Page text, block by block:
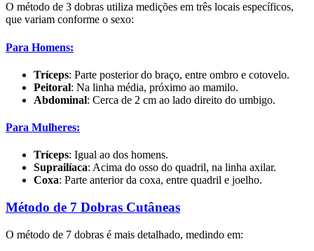
O método de 3 dobras utiliza medições em três locais específicos,
que variam conforme o sexo:
Para Homens:
Tríceps: Parte posterior do braço, entre ombro e cotovelo.
Peitoral: Na linha média, próximo ao mamilo.
Abdominal: Cerca de 2 cm ao lado direito do umbigo.
Para Mulheres:
Tríceps: Igual ao dos homens.
Suprailíaca: Acima do osso do quadril, na linha axilar.
Coxa: Parte anterior da coxa, entre quadril e joelho.
Método de 7 Dobras Cutâneas
O método de 7 dobras é mais detalhado, medindo em: